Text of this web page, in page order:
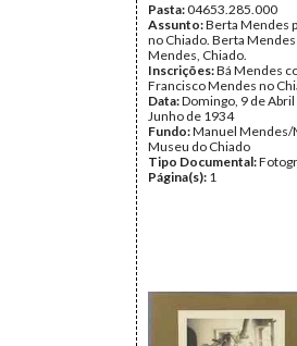
Pasta:04653.285.000
Assunto:Berta Mendes
no Chiado. Berta
Mendes, Chiado.
Inscrições:Bá Mendes
Francisco Mendes no
Data:Domingo, 9 de
Junho de 1934
Fundo:Manuel Mendes/
Museu do Chiado
Tipo Documental:
Página(s): 1